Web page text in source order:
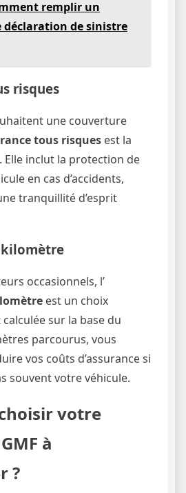
remplir un
de sinistre
risques
une couverture
tous risques est la
inclut la protection de
en cas d’accidents,
tranquillité d’esprit
kilomètre
occasionnels, l’
est un choix
sur la base du
parcourus, vous
vos coûts d’assurance si
souvent votre véhicule.
votre
à
?